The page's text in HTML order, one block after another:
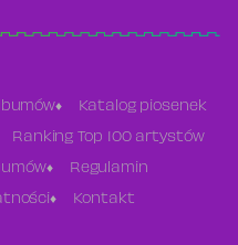
Katalog piosenek
Ranking Top 100 artystów
Regulamin
Kontakt